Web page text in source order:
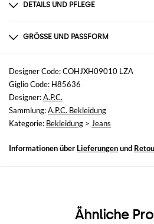
DETAILS UND PFLEGE
100% cotton
GRÖSSE UND PASSFORM
Größen
nicht verfügbar
Größe und Passform
Ausgestellt
Designer Code: COHJXH09010 LZA
Giglio Code: H85636
Designer:A.P.C.
Sammlung:A.P.C. Bekleidung
Kategorie: Bekleidung > Jeans
Informationen über Lieferungenund
Ähnliche